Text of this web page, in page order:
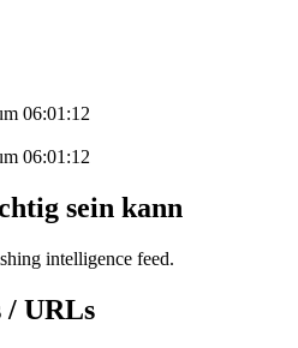
06:01:12
06:01:12
sein kann
intelligence feed.
/ URLs